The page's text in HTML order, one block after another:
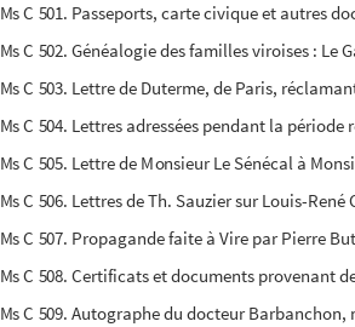
Ms C 501. Passeports, carte civique et autres
Ms C 502. Généalogie des familles viroises :
Ms C 503. Lettre de Duterme, de Paris,
Ms C 504. Lettres adressées pendant la
Ms C 505. Lettre de Monsieur Le Sénécal à
Ms C 506. Lettres de Th. Sauzier sur Louis-
Ms C 507. Propagande faite à Vire par Pierre
Ms C 508. Certificats et documents provenant
Ms C 509. Autographe du docteur